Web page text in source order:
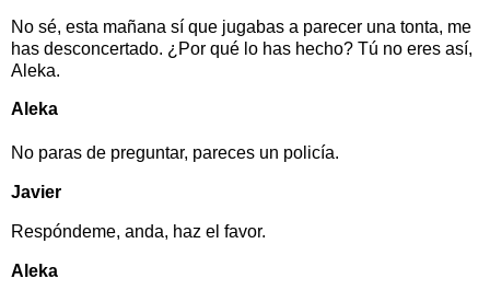
No sé, esta mañana sí que jugabas a parecer una tonta, me
has desconcertado. ¿Por qué lo has hecho? Tú no eres así,
Aleka.
Aleka
No paras de preguntar, pareces un policía.
Javier
Respóndeme, anda, haz el favor.
Aleka